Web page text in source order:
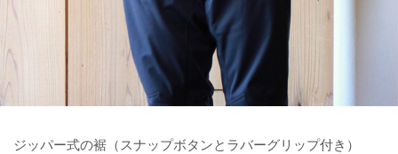
ジッパー式の裾（スナップボタンとラバーグリップ付き）